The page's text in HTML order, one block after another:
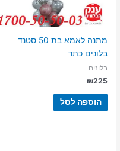
מתנה לאמא בת 50 סטנד
בלונים כתר
בלונים
₪225
הוספה לסל